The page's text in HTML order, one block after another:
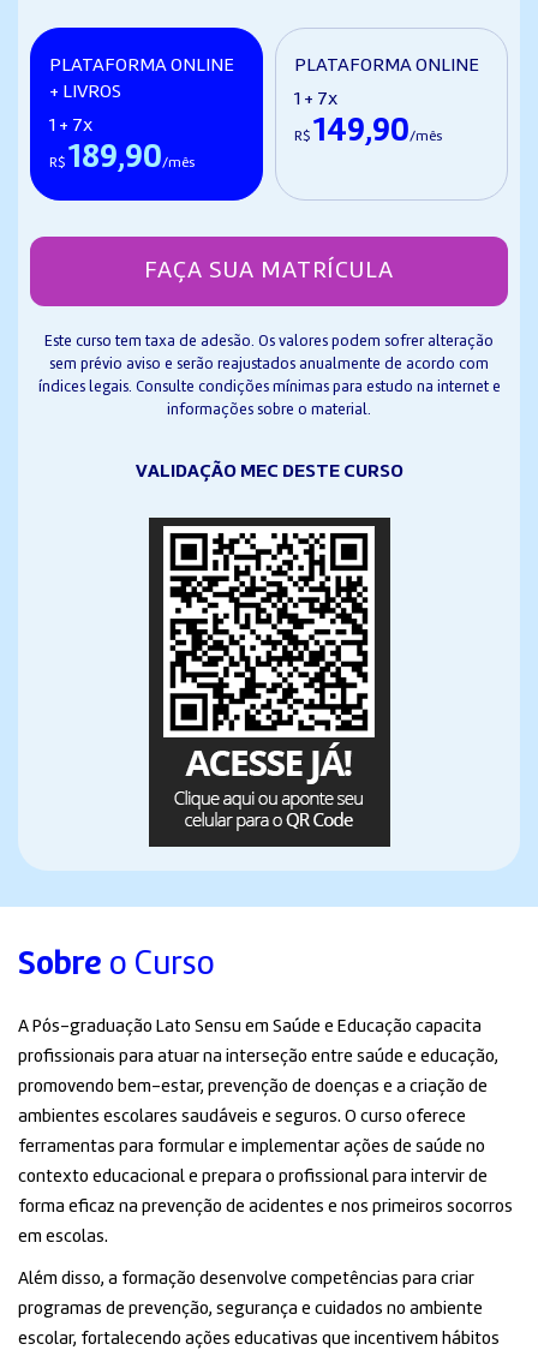
Sobre o Curso
A Pós-graduação Lato Sensu em Saúde e Educação capacita
profissionais para atuar na interseção entre saúde e educação,
promovendo bem-estar, prevenção de doenças e a criação de
ambientes escolares saudáveis e seguros. O curso oferece
ferramentas para formular e implementar ações de saúde no
contexto educacional e prepara o profissional para intervir de
forma eficaz na prevenção de acidentes e nos primeiros socorros
em escolas.
Além disso, a formação desenvolve competências para criar
programas de prevenção, segurança e cuidados no ambiente
escolar, fortalecendo ações educativas que incentivem hábitos
PLATAFORMA ONLINE
+ LIVROS
1 + 7x
R$ 189,90/mês
PLATAFORMA ONLINE
1 + 7x
R$ 149,90/mês
FAÇA SUA MATRÍCULA
Este curso tem taxa de adesão. Os valores podem sofrer alteração
sem prévio aviso e serão reajustados anualmente de acordo com
índices legais. Consulte condições mínimas para estudo na internet e
informações sobre o material.
VALIDAÇÃO MEC DESTE CURSO